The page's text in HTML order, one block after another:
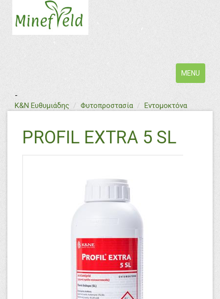
Toggle
navigation
MENU
-
Κ&Ν Ευθυμιάδης textΦυτοπροστασία Εντομοκτόνα
PROFIL EXTRA 5 SL